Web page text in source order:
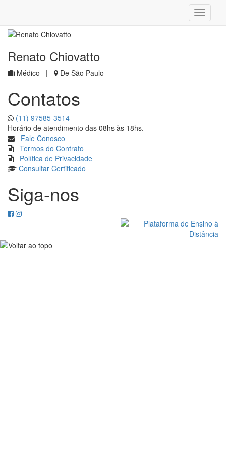
Renato Chiovatto
Médico | De São Paulo
Contatos
(11) 97585-3514
Horário de atendimento das 08hs às 18hs.
Fale Conosco
Termos do Contrato
Política de Privacidade
Consultar Certificado
Siga-nos